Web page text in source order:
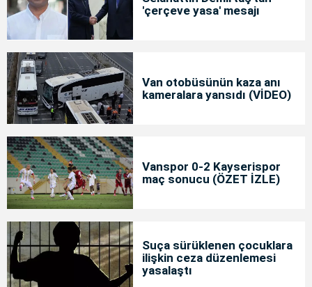
'çerçeve yasa' mesajı
Van otobüsünün kaza anı
kameralara yansıdı (VİDEO)
Vanspor 0-2 Kayserispor
maç sonucu (ÖZET İZLE)
Suça sürüklenen çocuklara
ilişkin ceza düzenlemesi
yasalaştı